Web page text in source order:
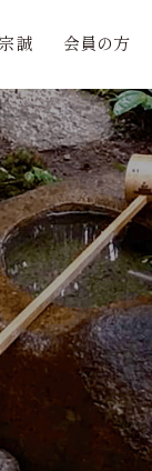
誠 会員の方
誠 会員の方